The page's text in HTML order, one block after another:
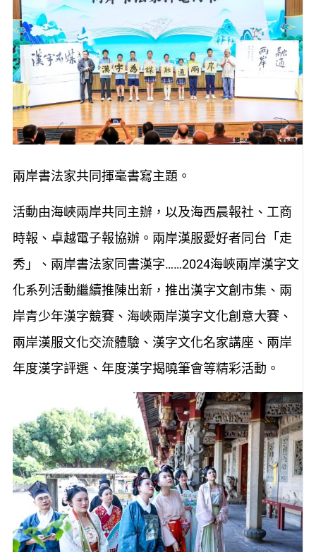
兩岸書法家共同揮毫書寫主題。
活動由海峽兩岸共同主辦，以及海西晨報社、工商
時報、卓越電子報協辦。兩岸漢服愛好者同台「走
秀」、兩岸書法家同書漢字……2024海峽兩岸漢字文
化系列活動繼續推陳出新，推出漢字文創市集、兩
岸青少年漢字競賽、海峽兩岸漢字文化創意大賽、
兩岸漢服文化交流體驗、漢字文化名家講座、兩岸
年度漢字評選、年度漢字揭曉筆會等精彩活動。